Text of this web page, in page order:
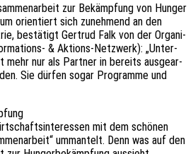
zur Bekämp­fung von Hunger
orien­tiert sich zuneh­mend an den
bestä­tigt Gertrud Falk von der Orga­ni­
& Akti­ons-Netz­werk): „Unter­
mehr nur als Part­ner in bereits ausge­ar­
Sie dürfen sogar Program­me und
mit dem schö­nen
umman­telt. Denn was auf den